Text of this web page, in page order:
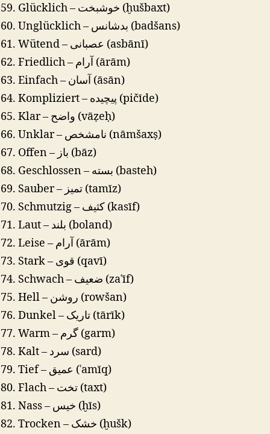
Glücklich – خوشبخت (ḫušbaxt)
Unglücklich – بدشانس (badšans)
Wütend – عصبانی (asbānī)
Friedlich – آرام (ārām)
Einfach – آسان (āsān)
Kompliziert – پیچیده (pičīde)
Klar – واضح (vāẓeḥ)
Unklar – نامشخص (nāmšaxṣ)
Offen – باز (bāz)
Geschlossen – بسته (basteh)
Sauber – تمیز (tamīz)
Schmutzig – کثیف (kasīf)
Laut – بلند (boland)
Leise – آرام (ārām)
Stark – قوی (qavī)
Schwach – ضعیف (zaʿīf)
Hell – روشن (rowšan)
Dunkel – تاریک (tārīk)
Warm – گرم (garm)
Kalt – سرد (sard)
Tief – عمیق (ʿamīq)
Flach – تخت (taxt)
Nass – خیس (ḫīs)
Trocken – خشک (ḫušk)